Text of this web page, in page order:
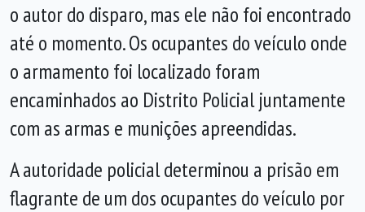
o autor do disparo, mas ele não foi encontrado
até o momento. Os ocupantes do veículo onde
o armamento foi localizado foram
encaminhados ao Distrito Policial juntamente
com as armas e munições apreendidas.
A autoridade policial determinou a prisão em
flagrante de um dos ocupantes do veículo por